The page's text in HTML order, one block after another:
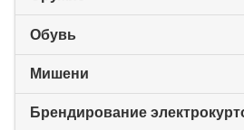
Обувь
Мишени
Брендирование